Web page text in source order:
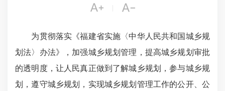
 
为贯彻落实《福建省实施〈中华人民共和国城乡规
划法〉办法》，加强城乡规划管理，提高城乡规划审批
的透明度，让人民真正做到了解城乡规划，参与城乡规
划，遵守城乡规划，实现城乡规划管理工作的公开、公